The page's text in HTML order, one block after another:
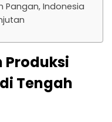
Pangan, Indonesia
Produksi
Tengah